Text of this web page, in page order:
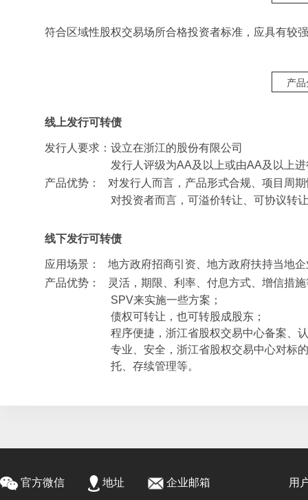
符合区域性股权交易场所合格投资者标准，应具有较
产
线上发行可转债
发行人要求：设立在浙江的股份有限公司
发行人评级为AA及以上或由AA及以上
产品优势： 对发行人而言，产品形式合规、项目周
对投资者而言，可溢价转让、可协议转让
线下发行可转债
应用场景： 地方政府招商引资、地方政府扶持当地
产品优势： 灵活，期限、利率、付息方式、增信措
SPV来实施一些方案；
债权可转让，也可转股成股东；
程序便捷，浙江省股权交易中心备案、
专业、安全，浙江省股权交易中心对标
托、存续管理等。
官方微信 地址 企业邮箱 用